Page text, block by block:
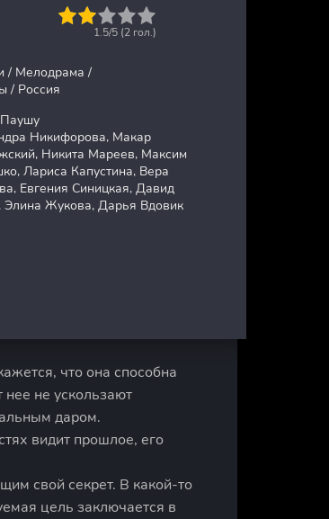
1.5/5 (2 гол.)
/ Мелодрама /
/ Россия
Никифорова, Макар
Никита Мареев, Максим
Лариса Капустина, Вера
Евгения Синицкая, Давид
Элина Жукова, Дарья Вдовик
что она способна
нее не ускользают
даром.
видит прошлое, его
свой секрет. В какой-то
цель заключается в